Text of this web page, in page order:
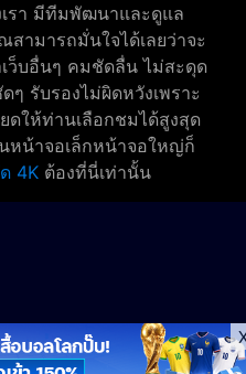
รา มีทีมพัฒนาและดูแล
ามารถมั่นใจได้เลยว่าจะ
ว็บอื่นๆ คมชัดลื่น ไม่สะดุด
รับรองไม่ผิดหวังเพราะ
ดให้ท่านเลือกชมได้สูงสุด
หน้าจอเล็กหน้าจอใหญ่ก็
4K ต้องที่นี่เท่านั้น